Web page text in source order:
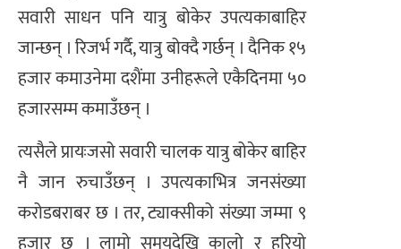
सवारी साधन पनि यात्रु बोकेर उपत्यकाबाहिर
जान्छन् । रिजर्भ गर्दै, यात्रु बोक्दै गर्छन् । दैनिक १५
हजार कमाउनेमा दशैंमा उनीहरूले एकैदिनमा ५०
हजारसम्म कमाउँछन् ।
त्यसैले प्रायःजसो सवारी चालक यात्रु बोकेर बाहिर
नै जान रुचाउँछन् । उपत्यकाभित्र जनसंख्या
करोडबराबर छ । तर, ट्याक्सीको संख्या जम्मा ९